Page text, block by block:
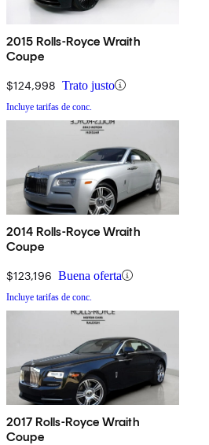
2015 Rolls-Royce Wraith
Coupe
$124,998 Trato justo
Incluye tarifas de conc.
2014 Rolls-Royce Wraith
Coupe
$123,196 Buena oferta
Incluye tarifas de conc.
2017 Rolls-Royce Wraith
Coupe